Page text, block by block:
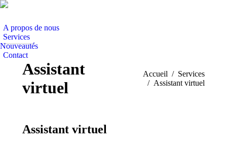
A propos de nous
Services
Nouveautés
Contact
Assistant
virtuel
Vous êtes ici :Accueil
Services
Assistant virtuel
Assistant virtuel